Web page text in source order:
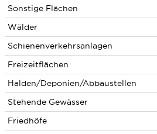
Sonstige Flächen
Wälder
Schienenverkehrsanlagen
Freizeitflächen
Halden/Deponien/Abbaustellen
Stehende Gewässer
Friedhöfe